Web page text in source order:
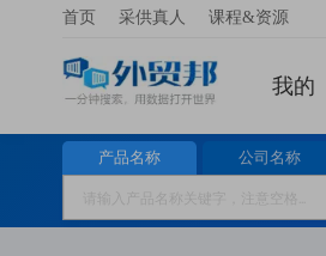
首页 采供真人 课程&资源
我的
产品名称 公司名称